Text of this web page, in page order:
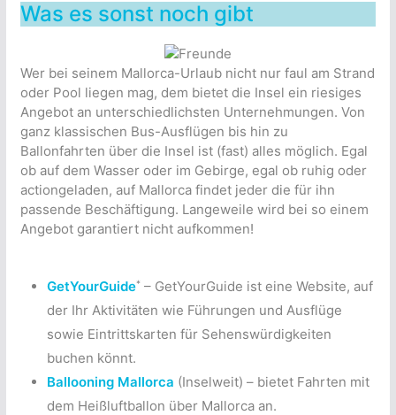
Was es sonst noch gibt
Wer bei seinem Mallorca-Urlaub nicht nur faul am Strand
oder Pool liegen mag, dem bietet die Insel ein riesiges
Angebot an unterschiedlichsten Unternehmungen. Von
ganz klassischen Bus-Ausflügen bis hin zu
Ballonfahrten über die Insel ist (fast) alles möglich. Egal
ob auf dem Wasser oder im Gebirge, egal ob ruhig oder
actiongeladen, auf Mallorca findet jeder die für ihn
passende Beschäftigung. Langeweile wird bei so einem
Angebot garantiert nicht aufkommen!
GetYourGuide*– GetYourGuide ist eine Website, auf
der Ihr Aktivitäten wie Führungen und Ausflüge
sowie Eintrittskarten für Sehenswürdigkeiten
buchen könnt.
Ballooning Mallorca (Inselweit) – bietet Fahrten mit
dem Heißluftballon über Mallorca an.